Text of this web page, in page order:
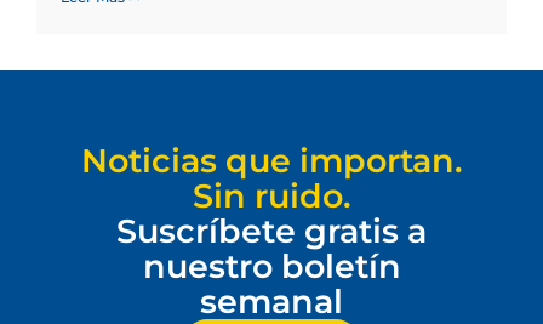
Noticias que importan.
Sin ruido.
Suscríbete gratis a
nuestro boletín
semanal